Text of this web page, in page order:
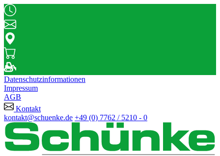
Datenschutzinformationen
Impressum
AGB
Kontakt
kontakt@schuenke.de +49 (0) 7762 / 5210 - 0